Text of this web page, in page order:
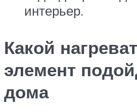
интерьер.
Какой
элемент
дома